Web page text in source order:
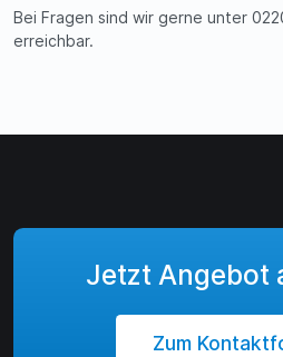
Bei Fragen sind wir gerne unter
erreichbar.
Jetzt Angebot
Zum